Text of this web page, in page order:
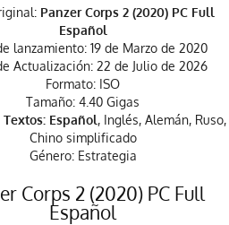
Panzer Corps 2 (2020) PC Full
Español
lanzamiento: 19 de Marzo de 2020
Actualización: 22 de Julio de 2026
Formato: ISO
Tamaño: 4.40 Gigas
Español, Inglés, Alemán, Ruso,
Chino simplificado
Género: Estrategia
Corps 2 (2020) PC Full
Español